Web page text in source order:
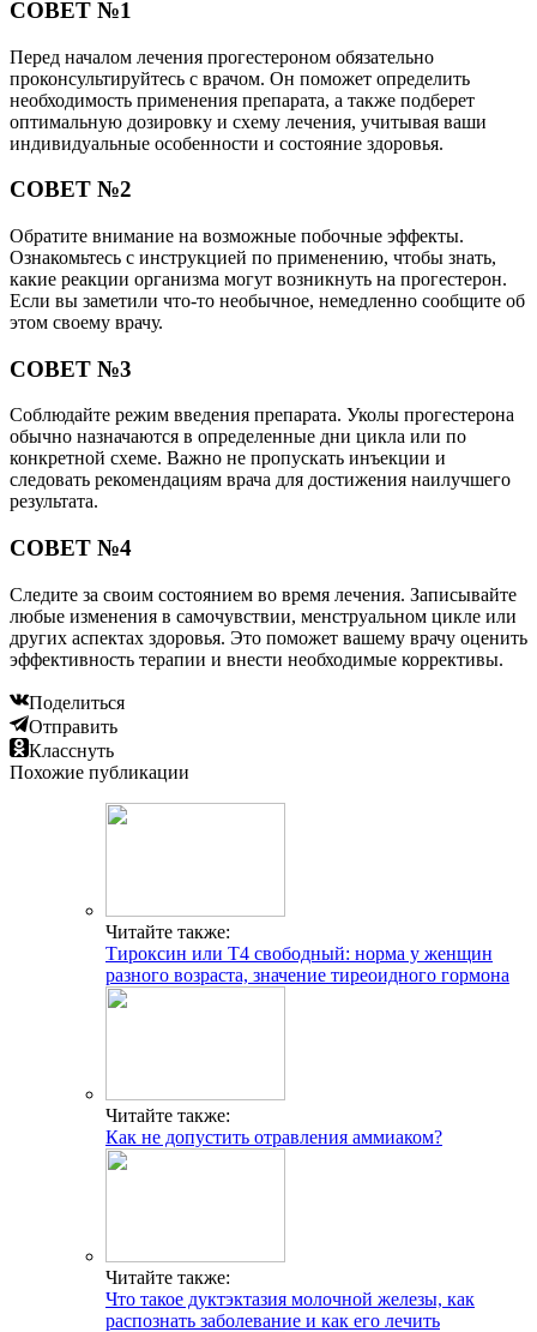
СОВЕТ №1
Перед началом лечения прогестероном обязательно
проконсультируйтесь с врачом. Он поможет определить
необходимость применения препарата, а также подберет
оптимальную дозировку и схему лечения, учитывая ваши
индивидуальные особенности и состояние здоровья.
СОВЕТ №2
Обратите внимание на возможные побочные эффекты.
Ознакомьтесь с инструкцией по применению, чтобы знать,
какие реакции организма могут возникнуть на прогестерон.
Если вы заметили что-то необычное, немедленно сообщите об
этом своему врачу.
СОВЕТ №3
Соблюдайте режим введения препарата. Уколы прогестерона
обычно назначаются в определенные дни цикла или по
конкретной схеме. Важно не пропускать инъекции и
следовать рекомендациям врача для достижения наилучшего
результата.
СОВЕТ №4
Следите за своим состоянием во время лечения. Записывайте
любые изменения в самочувствии, менструальном цикле или
других аспектах здоровья. Это поможет вашему врачу оценить
эффективность терапии и внести необходимые коррективы.
Поделиться
Отправить
Класснуть
Похожие публикации
Читайте также:
Тироксин или Т4 свободный: норма у женщин
разного возраста, значение тиреоидного гормона
Читайте также:
Как не допустить отравления аммиаком?
Читайте также:
Что такое дуктэктазия молочной железы, как
распознать заболевание и как его лечить